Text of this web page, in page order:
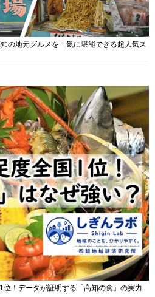
の地元グルメを一気に堪能できる超人気ス
！データが証明する「高知の食」の実力